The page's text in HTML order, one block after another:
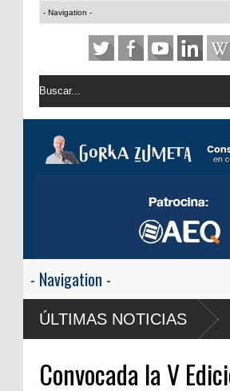
ÚLTIMAS NOTICIAS
Blanco regresan a
Convocada la V